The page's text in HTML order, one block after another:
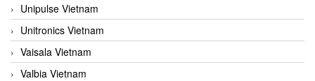
Unipulse Vietnam
Unitronics Vietnam
Vaisala Vietnam
Valbia Vietnam